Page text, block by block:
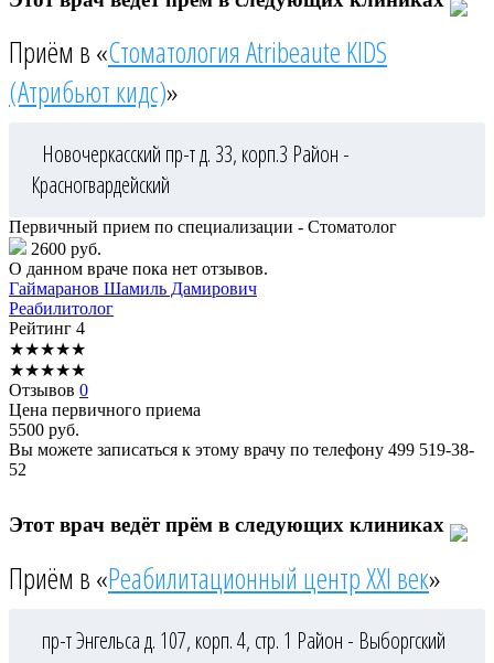
Приём в «Стоматология Atribeaute KIDS
(Атрибьют кидс)»
Новочеркасский пр-т д. 33, корп.3 Район -
Красногвардейский
Первичный прием по специализации - Стоматолог
2600 руб.
О данном враче пока нет отзывов.
Гаймаранов Шамиль Дамирович
Реабилитолог
Рейтинг 4
★★★★★
★★★★★
Отзывов 0
Цена первичного приема
5500 руб.
Вы можете записаться к этому врачу по телефону 499 519-38-
52
Этот врач ведёт прём в следующих клиниках
Приём в «Реабилитационный центр XXI век»
пр-т Энгельса д. 107, корп. 4, стр. 1 Район - Выборгский